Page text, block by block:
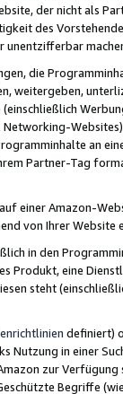
der nicht als
des
unentzifferbar
die
weitergeben,
an
Partner-Tag
einer Amazon-
von Ihrer
in den
Produkt, eine
steht
definiert)
Nutzung in einer
zur
Begriffe